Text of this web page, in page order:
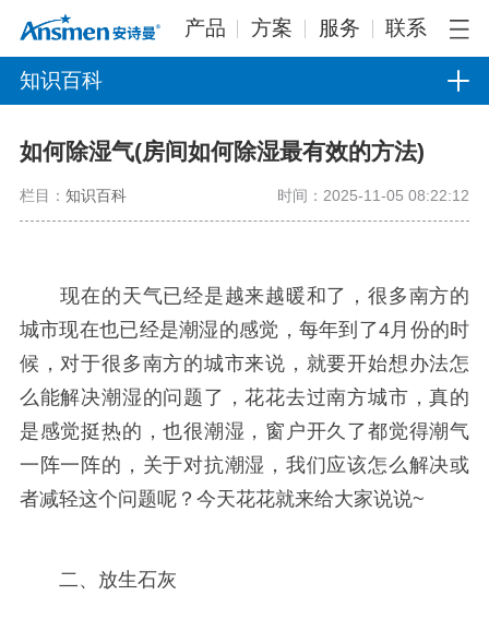
产品 方案 服务 联系
知识百科
如何除湿气(房间如何除湿最有效的方法)
栏目： 知识百科 时间：2025-11-05 08:22:12
现在的天气已经是越来越暖和了，很多南方的
城市现在也已经是潮湿的感觉，每年到了4月份的时
候，对于很多南方的城市来说，就要开始想办法怎
么能解决潮湿的问题了，花花去过南方城市，真的
是感觉挺热的，也很潮湿，窗户开久了都觉得潮气
一阵一阵的，关于对抗潮湿，我们应该怎么解决或
者减轻这个问题呢？今天花花就来给大家说说~
二、放生石灰